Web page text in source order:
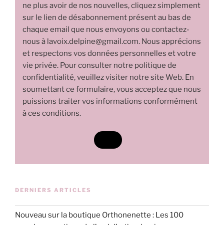
ne plus avoir de nos nouvelles, cliquez simplement
sur le lien de désabonnement présent au bas de
chaque email que nous envoyons ou contactez-
nous à lavoix.delpine@gmail.com. Nous apprécions
et respectons vos données personnelles et votre
vie privée. Pour consulter notre politique de
confidentialité, veuillez visiter notre site Web. En
soumettant ce formulaire, vous acceptez que nous
puissions traiter vos informations conformément
à ces conditions.
DERNIERS ARTICLES
Nouveau sur la boutique Orthonenette : Les 100